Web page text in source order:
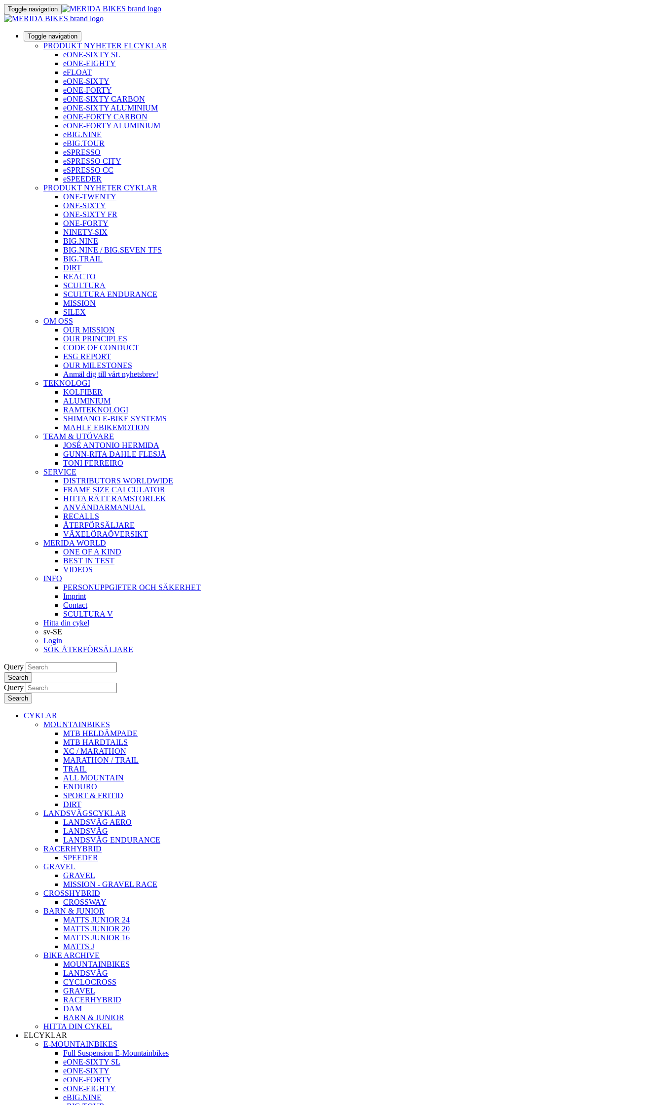
Toggle navigation
Toggle navigation
PRODUKT NYHETER ELCYKLAR
eONE-SIXTY SL
eONE-EIGHTY
eFLOAT
eONE-SIXTY
eONE-FORTY
eONE-SIXTY CARBON
eONE-SIXTY ALUMINIUM
eONE-FORTY CARBON
eONE-FORTY ALUMINIUM
eBIG.NINE
eBIG.TOUR
eSPRESSO
eSPRESSO CITY
eSPRESSO CC
eSPEEDER
PRODUKT NYHETER CYKLAR
ONE-TWENTY
ONE-SIXTY
ONE-SIXTY FR
ONE-FORTY
NINETY-SIX
BIG.NINE
BIG.NINE / BIG.SEVEN TFS
BIG.TRAIL
DIRT
REACTO
SCULTURA
SCULTURA ENDURANCE
MISSION
SILEX
OM OSS
OUR MISSION
OUR PRINCIPLES
CODE OF CONDUCT
ESG REPORT
OUR MILESTONES
Anmäl dig till vårt nyhetsbrev!
TEKNOLOGI
KOLFIBER
ALUMINIUM
RAMTEKNOLOGI
SHIMANO E-BIKE SYSTEMS
MAHLE EBIKEMOTION
TEAM & UTÖVARE
JOSÉ ANTONIO HERMIDA
GUNN-RITA DAHLE FLESJÅ
TONI FERREIRO
SERVICE
DISTRIBUTORS WORLDWIDE
FRAME SIZE CALCULATOR
HITTA RÄTT RAMSTORLEK
ANVÄNDARMANUAL
RECALLS
ÅTERFÖRSÄLJARE
VÄXELÖRAÖVERSIKT
MERIDA WORLD
ONE OF A KIND
BEST IN TEST
VIDEOS
INFO
PERSONUPPGIFTER OCH SÄKERHET
Imprint
Contact
SCULTURA V
Hitta din cykel
sv-SE
Login
SÖK ÅTERFÖRSÄLJARE
Query
Search
Query
Search
CYKLAR
MOUNTAINBIKES
MTB HELDÄMPADE
MTB HARDTAILS
XC / MARATHON
MARATHON / TRAIL
TRAIL
ALL MOUNTAIN
ENDURO
SPORT & FRITID
DIRT
LANDSVÄGSCYKLAR
LANDSVÄG AERO
LANDSVÄG
LANDSVÄG ENDURANCE
RACERHYBRID
SPEEDER
GRAVEL
GRAVEL
MISSION - GRAVEL RACE
CROSSHYBRID
CROSSWAY
BARN & JUNIOR
MATTS JUNIOR 24
MATTS JUNIOR 20
MATTS JUNIOR 16
MATTS J
BIKE ARCHIVE
MOUNTAINBIKES
LANDSVÄG
CYCLOCROSS
GRAVEL
RACERHYBRID
DAM
BARN & JUNIOR
HITTA DIN CYKEL
ELCYKLAR
E-MOUNTAINBIKES
Full Suspension E-Mountainbikes
eONE-SIXTY SL
eONE-SIXTY
eONE-FORTY
eONE-EIGHTY
eBIG.NINE